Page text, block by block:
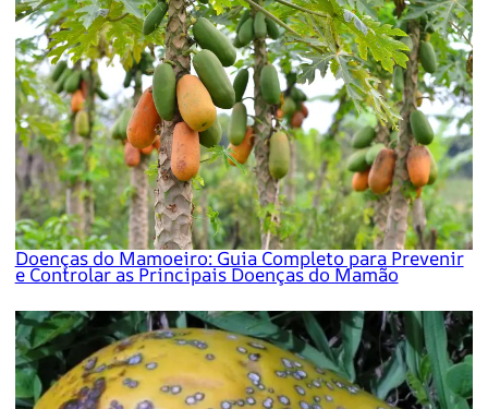
Doenças do Mamoeiro: Guia Completo para Prevenir
e Controlar as Principais Doenças do Mamão